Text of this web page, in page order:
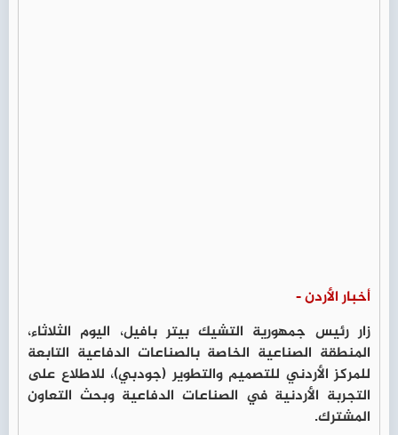
أخبار الأردن -
زار رئيس جمهورية التشيك بيتر بافيل، اليوم الثلاثاء،
المنطقة الصناعية الخاصة بالصناعات الدفاعية التابعة
للمركز الأردني للتصميم والتطوير (جودبي)، للاطلاع على
التجربة الأردنية في الصناعات الدفاعية وبحث التعاون
المشترك.